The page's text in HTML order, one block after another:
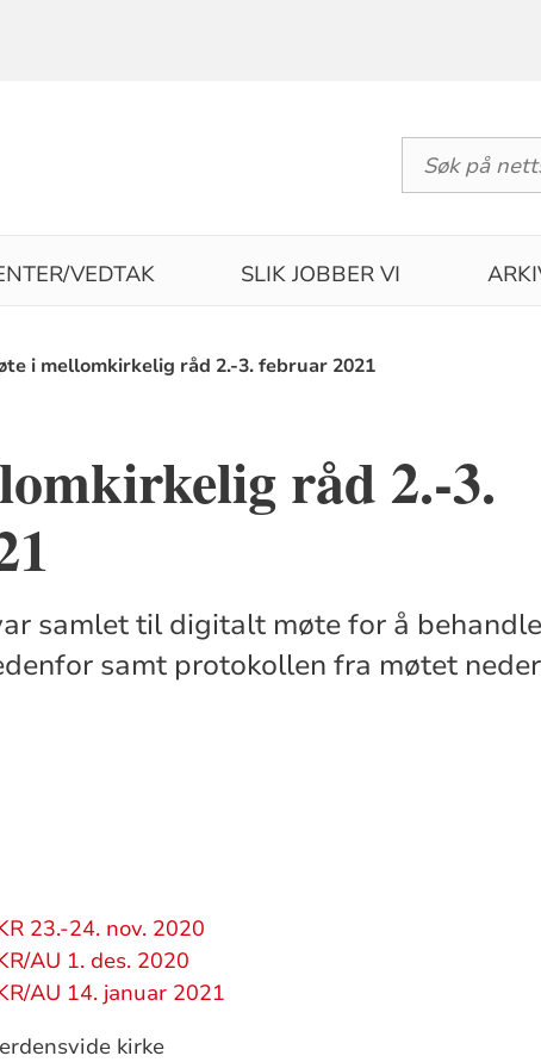
VEDTAK SLIK JOBBER VI
i mellomkirkelig råd 2.-3. februar 2021
råd 2.-3.
samlet til digitalt møte for å
samt protokollen fra møtet
23.-24. nov. 2020
AU 1. des. 2020
AU 14. januar 2021
kirke